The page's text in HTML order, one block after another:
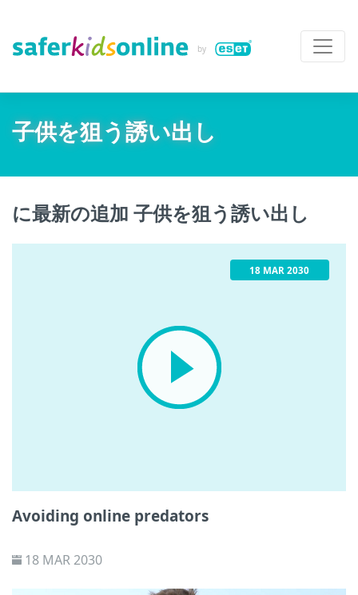
子供を狙う誘い出し
に最新の追加 子供を狙う誘い出し
18 MAR 2030
Avoiding online predators
18 MAR 2030